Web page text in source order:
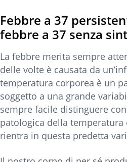
Febbre a 37
febbre a 37 senza
La febbre merita sempre
delle volte è causata da
temperatura corporea è un
soggetto a una grande
sempre facile distinguere
patologica della temperatura
rientra in questa predetta